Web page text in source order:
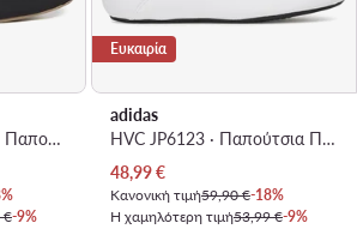
HVC Shoes AQ3327 · Παπούτσια Πυγμαχίας
€-9%
Ευκαιρία
adidas
HVC JP6123 · Παπούτσια Πυγμαχίας
Τρέχουσα τιμή
48,99€
Κανονική τιμή59,90 €-18%
Η χαμηλότερη τιμή53,99 €-9%